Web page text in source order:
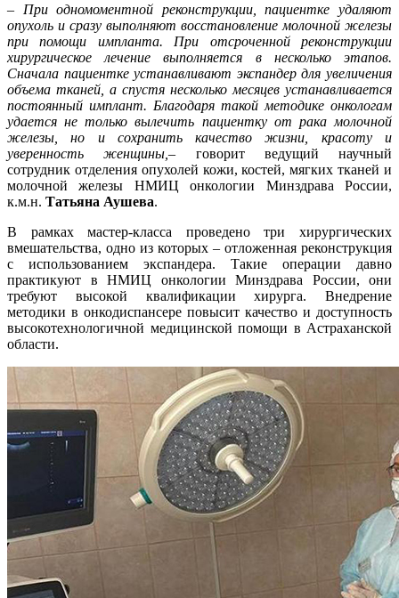
– При одномоментной реконструкции, пациентке удаляют
опухоль и сразу выполняют восстановление молочной железы
при помощи импланта. При отсроченной реконструкции
хирургическое лечение выполняется в несколько этапов.
Сначала пациентке устанавливают экспандер для увеличения
объема тканей, а спустя несколько месяцев устанавливается
постоянный имплант. Благодаря такой методике онкологам
удается не только вылечить пациентку от рака молочной
железы, но и сохранить качество жизни, красоту и
уверенность женщины,– говорит ведущий научный
сотрудник отделения опухолей кожи, костей, мягких тканей и
молочной железы НМИЦ онкологии Минздрава России,
к.м.н. Татьяна Аушева.
В рамках мастер-класса проведено три хирургических
вмешательства, одно из которых – отложенная реконструкция
с использованием экспандера. Такие операции давно
практикуют в НМИЦ онкологии Минздрава России, они
требуют высокой квалификации хирурга. Внедрение
методики в онкодиспансере повысит качество и доступность
высокотехнологичной медицинской помощи в Астраханской
области.